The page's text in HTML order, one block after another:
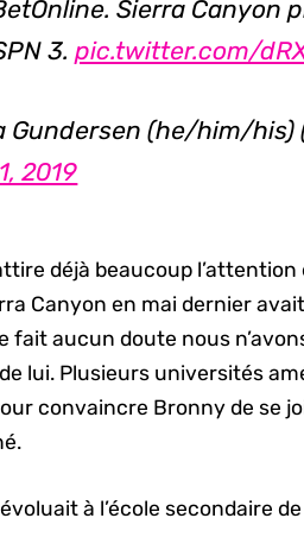
Sierra Canyon
3.pic.twitter.com/
Gundersen (he/him/his)
2019
déjà beaucoup
Canyon en mai dernier
fait aucun doute nous
lui. Plusieurs universités
convaincre Bronny de se
à l’école secondaire